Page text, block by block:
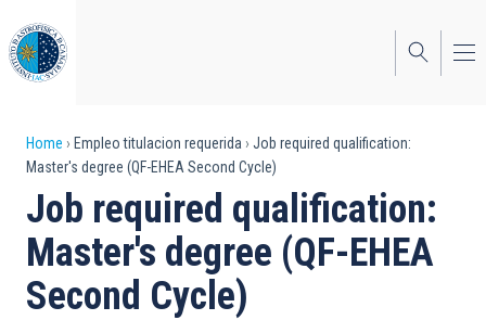
to
main
content
Breadcrumb
Home Empleo titulacion requerida
Job required qualification:
Master's degree (QF-EHEA Second Cycle)
Job required qualification:
Master's degree (QF-EHEA
Second Cycle)